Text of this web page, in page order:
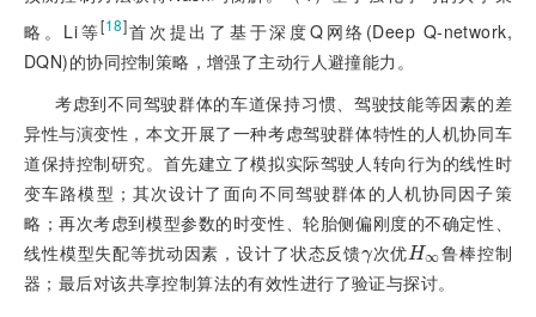
略。Li等[18]首次提出了基于深度Q网络(Deep Q-network,
DQN)的协同控制策略，增强了主动行人避撞能力。
考虑到不同驾驶群体的车道保持习惯、驾驶技能等因素的差
异性与演变性，本文开展了一种考虑驾驶群体特性的人机协同车
道保持控制研究。首先建立了模拟实际驾驶人转向行为的线性时
变车路模型；其次设计了面向不同驾驶群体的人机协同因子策
略；再次考虑到模型参数的时变性、轮胎侧偏刚度的不确定性、
线性模型失配等扰动因素，设计了状态反馈γ
γ次优H∞
H∞ 鲁棒控制
器；最后对该共享控制算法的有效性进行了验证与探讨。